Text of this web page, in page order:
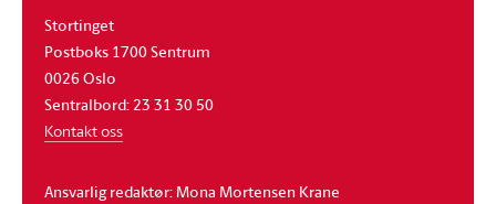
Stortinget
Postboks 1700 Sentrum
0026 Oslo
Sentralbord: 23 31 30 50
Kontakt oss
Ansvarlig redaktør: Mona Mortensen Krane